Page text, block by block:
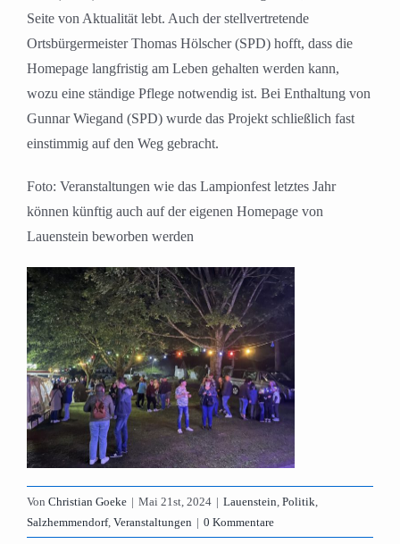
Seite von Aktualität lebt. Auch der stellvertretende
Ortsbürgermeister Thomas Hölscher (SPD) hofft, dass die
Homepage langfristig am Leben gehalten werden kann,
wozu eine ständige Pflege notwendig ist. Bei Enthaltung von
Gunnar Wiegand (SPD) wurde das Projekt schließlich fast
einstimmig auf den Weg gebracht.
Foto: Veranstaltungen wie das Lampionfest letztes Jahr
können künftig auch auf der eigenen Homepage von
Lauenstein beworben werden
Von Christian Goeke | Mai 21st, 2024 | Lauenstein, Politik,
Salzhemmendorf, Veranstaltungen | 0 Kommentare